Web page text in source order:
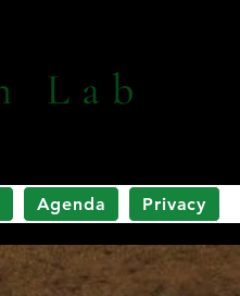
Agenda Privacy